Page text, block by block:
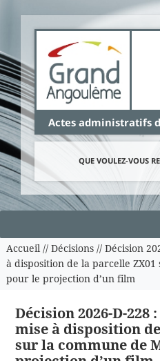
Actes administratifs
QUE VOULEZ-VOUS
Accueil// Décisions// Décision
à disposition de la parcelle
pour le projection d’un film
Décision 2026-D-228
mise à disposition
sur la commune de
Panneau de gestion des cookies